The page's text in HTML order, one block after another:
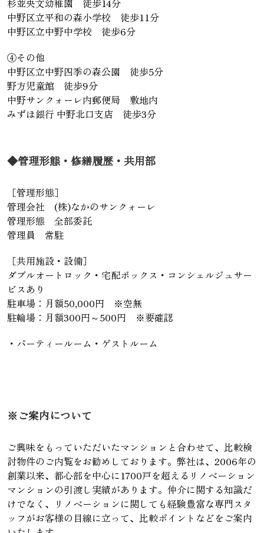
杉並央文幼稚園 徒歩14分
中野区立平和の森小学校 徒歩11分
中野区立中野中学校 徒歩6分
④その他
中野区立中野四季の森公園 徒歩5分
野方児童館 徒歩9分
中野サンクォーレ内郵便局 敷地内
みずほ銀行 中野北口支店 徒歩3分
◆管理形態・修繕履歴・共用部
［管理形態］
管理会社 (株)なかのサンクォーレ
管理形態 全部委託
管理員 常駐
［共用施設・設備］
ダブルオートロック・宅配ボックス・コンシェルジュサー
ビスあり
駐車場：月額50,000円 ※空無
駐輪場：月額300円～500円 ※要確認
・パーティールーム・ゲストルーム
※ご案内について
ご興味をもっていただいたマンションと合わせて、比較検
討物件のご内覧をお勧めしております。弊社は、2006年の
創業以来、都心部を中心に1700戸を超えるリノベーション
マンションの引渡し実績があります。仲介に関する知識だ
けでなく、リノベーションに関しても経験豊富な専門スタ
ッフがお客様の目線に立って、比較ポイントなどをご案内